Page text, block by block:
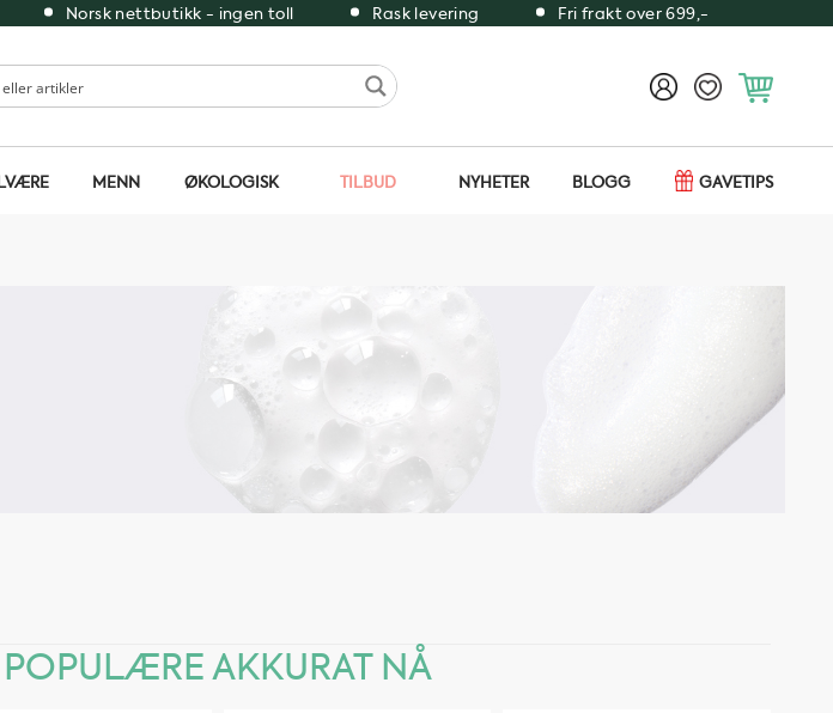
Norsk nettbutikk - ingen toll Rask levering Fri frakt over 699,-
MENN ØKOLOGISK TILBUD NYHETER BLOGG GAVETIPS
POPULÆRE AKKURAT NÅ